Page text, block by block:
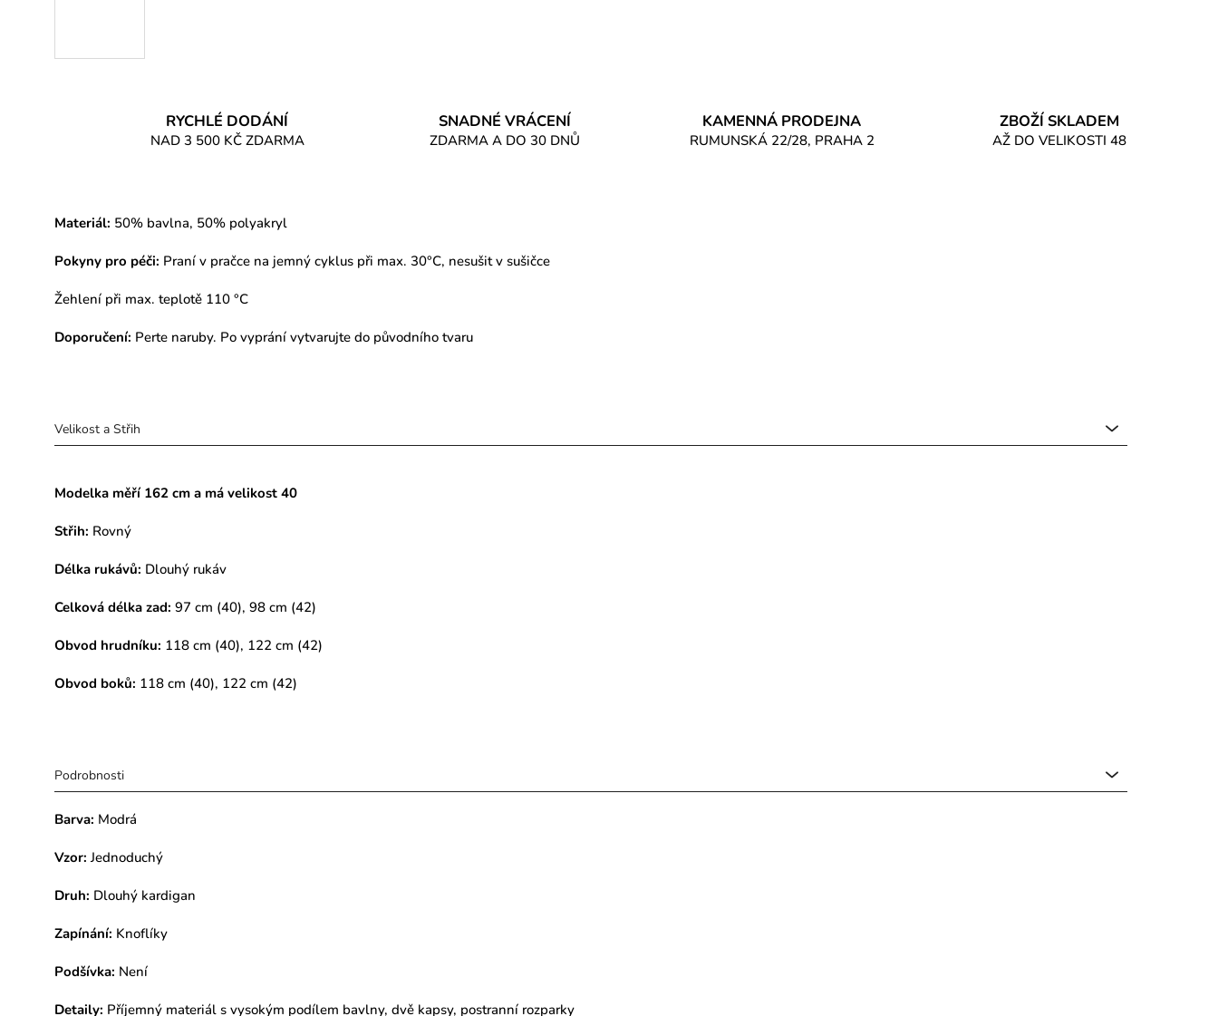
RYCHLÉ DODÁNÍ
NAD 3 500 KČ ZDARMA
SNADNÉ VRÁCENÍ
ZDARMA A DO 30 DNŮ
KAMENNÁ PRODEJNA
RUMUNSKÁ 22/28, PRAHA 2
ZBOŽÍ SKLADEM
AŽ DO VELIKOSTI 48
Materiál: 50% bavlna, 50% polyakryl
Pokyny pro péči: Praní v pračce na jemný cyklus při max. 30°C, nesušit v sušičce
Žehlení při max. teplotě 110 °C
Doporučení: Perte naruby. Po vyprání vytvarujte do původního tvaru
Velikost a Střih
Modelka měří 162 cm a má velikost 40
Střih: Rovný
Délka rukávů: Dlouhý rukáv
Celková délka zad: 97 cm (40), 98 cm (42)
Obvod hrudníku: 118 cm (40), 122 cm (42)
Obvod boků: 118 cm (40), 122 cm (42)
Podrobnosti
Barva: Modrá
Vzor: Jednoduchý
Druh: Dlouhý kardigan
Zapínání: Knoflíky
Podšívka: Není
Detaily: Příjemný materiál s vysokým podílem bavlny, dvě kapsy, postranní rozparky